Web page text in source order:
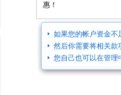
惠！
如果您的帐户资金不
然后你需要将相关款
您自己也可以在管理